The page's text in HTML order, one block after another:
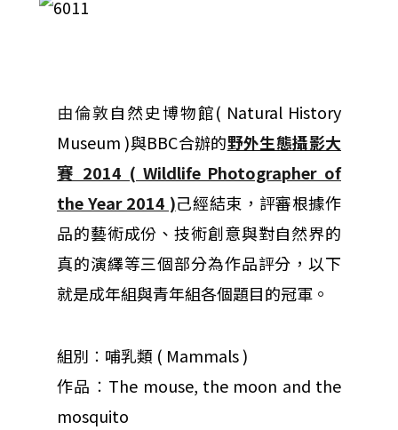
由倫敦自然史博物館( Natural History
Museum )與BBC合辦的野外生態攝影大
賽 2014 ( Wildlife Photographer of
the Year 2014 )己經結束，評審根據作
品的藝術成份、技術創意與對自然界的
真的演繹等三個部分為作品評分，以下
就是成年組與青年組各個題目的冠軍。
組別︰哺乳類 ( Mammals )
作品︰The mouse, the moon and the
mosquito